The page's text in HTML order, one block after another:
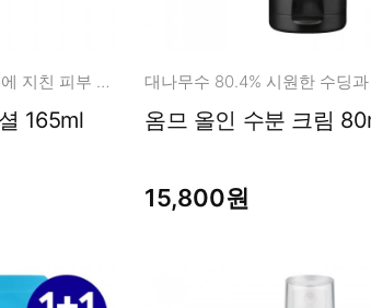
고농축! 노니열매즙 80% 더위에 지친 피부 수딩케어!
시드물 노니 수분 에센셜 165ml
대나무수 80.4% 시원한 수딩
옴므 올인 수분 크림
15,800원